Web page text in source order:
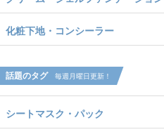
化粧下地・コンシーラー
話題のタグ 毎週月曜日更新！
シートマスク・パック